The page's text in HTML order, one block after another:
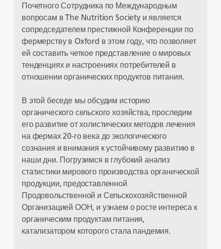
Почетного Сотрудника по Международным
вопросам в The Nutrition Society и является
сопредседателем престижной Конференции по
фермерству в Oxford в этом году, что позволяет
ей составить четкое представление о мировых
тенденциях и настроениях потребителей в
отношении органических продуктов питания.
В этой беседе мы обсудим историю
органического сельского хозяйства, проследим
его развитие от холистических методов лечения
на фермах 20-го века до экологического
сознания и внимания к устойчивому развитию в
наши дни. Погрузимся в глубокий анализ
статистики мирового производства органической
продукции, предоставленной
Продовольственной и Сельскохозяйственной
Организацией ООН, и узнаем о росте интереса к
органическим продуктам питания,
катализатором которого стала пандемия.